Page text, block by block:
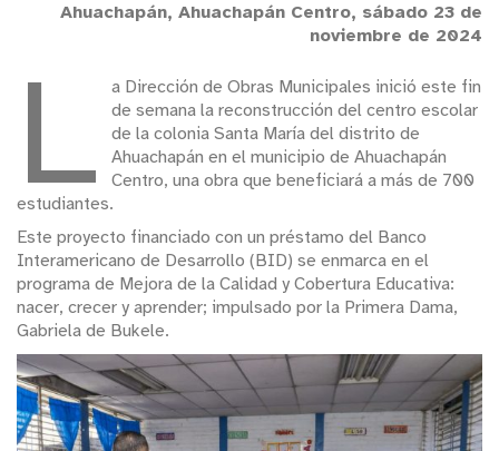
Ahuachapán, Ahuachapán Centro, sábado 23 de
noviembre de 2024
L
a Dirección de Obras Municipales inició este fin
de semana la reconstrucción del centro escolar
de la colonia Santa María del distrito de
Ahuachapán en el municipio de Ahuachapán
Centro, una obra que beneficiará a más de 700
estudiantes.
Este proyecto financiado con un préstamo del Banco
Interamericano de Desarrollo (BID) se enmarca en el
programa de Mejora de la Calidad y Cobertura Educativa:
nacer, crecer y aprender; impulsado por la Primera Dama,
Gabriela de Bukele.